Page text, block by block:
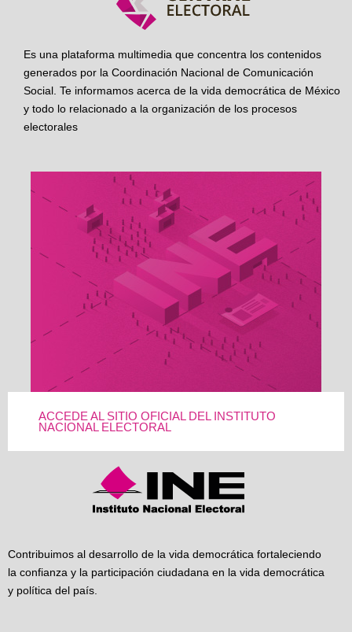
Es una plataforma multimedia que concentra los contenidos
generados por la Coordinación Nacional de Comunicación
Social. Te informamos acerca de la vida democrática de México
y todo lo relacionado a la organización de los procesos
electorales
ACCEDE AL SITIO OFICIAL DEL INSTITUTO
NACIONAL ELECTORAL
Contribuimos al desarrollo de la vida democrática fortaleciendo
la confianza y la participación ciudadana en la vida democrática
y política del país.